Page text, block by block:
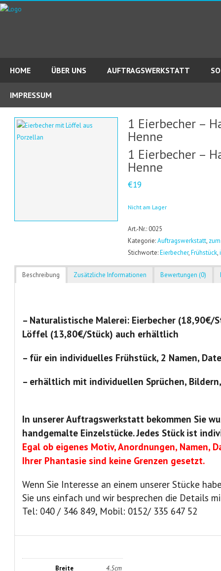
HOME ÜBER UNS AUFTRAGSWERKSTATT
IMPRESSUM
1 Eierbecher –
Henne
1 Eierbecher –
Henne
€19
Nicht am Lager
Art.-Nr.: 0025
Kategorie:Auftragswerkstatt,
Stichworte:Eierbecher,Frühstück,
Beschreibung Zusätzliche Informationen Bewertungen (0)
– Naturalistische Malerei: Eierbecher (18,90€/
Löffel (13,80€/Stück) auch erhältlich
– für ein individuelles Frühstück, 2 Namen,
– erhältlich mit individuellen Sprüchen,
In unserer Auftragswerkstatt bekommen Sie
handgemalte Einzelstücke. Jedes Stück ist
Egal ob eigenes Motiv, Anordnungen, Namen,
Ihrer Phantasie sind keine Grenzen gesetzt.
Wenn Sie Interesse an einem unserer Stücke
Sie uns einfach und wir besprechen die Details
Tel: 040 / 346 849, Mobil: 0152/ 335 647 52
Breite 4.5cm